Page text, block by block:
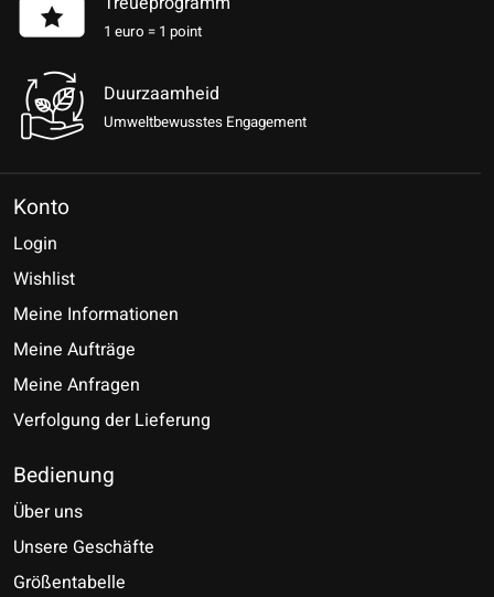
1 euro = 1 point
Duurzaamheid
Umweltbewusstes Engagement
Konto
Login
Wishlist
Meine Informationen
Meine Aufträge
Meine Anfragen
Verfolgung der Lieferung
Bedienung
Über uns
Unsere Geschäfte
Größentabelle